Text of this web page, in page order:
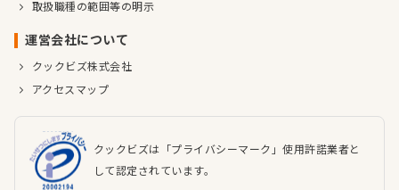
取扱職種の範囲等の明示
運営会社について
クックビズ株式会社
アクセスマップ
クックビズは「プライバシーマーク」使用許諾業者と
して認定されています。